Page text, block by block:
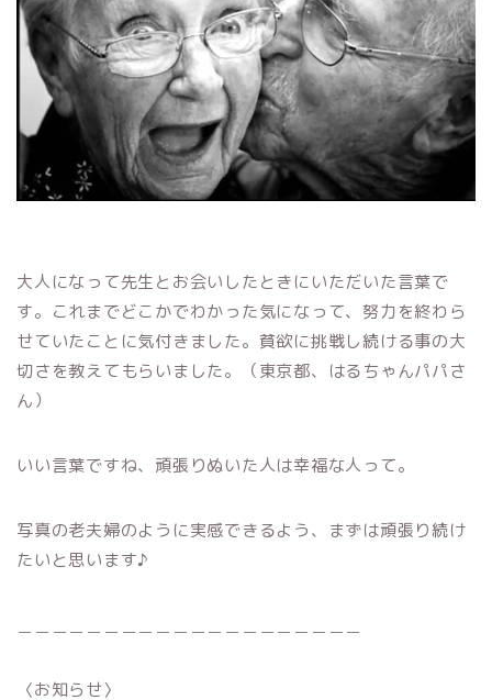
大人になって先生とお会いしたときにいただいた言葉で
す。これまでどこかでわかった気になって、努力を終わら
せていたことに気付きました。貧欲に挑戦し続ける事の大
切さを教えてもらいました。（東京都、はるちゃんパパさ
ん）
いい言葉ですね、頑張りぬいた人は幸福な人って。
写真の老夫婦のように実感できるよう、まずは頑張り続け
たいと思います♪
〈お知らせ〉